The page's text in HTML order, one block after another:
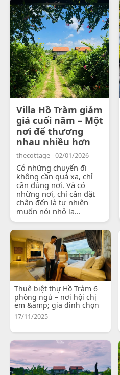
Villa Hồ Tràm giảm
giá cuối năm – Một
nơi để thương
nhau nhiều hơn
thecottage - 02/01/2026
Có những chuyến đi
không cần quá xa, chỉ
cần đúng nơi. Và có
những nơi, chỉ cần đặt
chân đến là tự nhiên
muốn nói nhỏ lạ...
Thuê biệt thự Hồ Tràm 6
phòng ngủ – nơi hội chị
em &amp; gia đình chọn
17/11/2025